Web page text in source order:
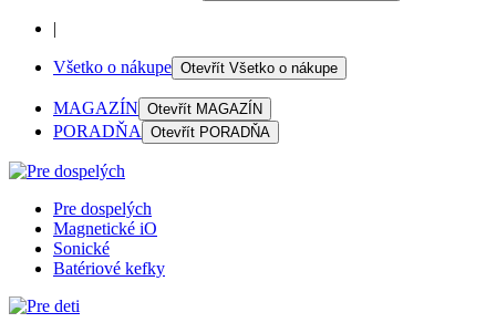
|
Všetko o nákupe Otevřít Všetko o nákupe
MAGAZÍN Otevřít MAGAZÍN
PORADŇA Otevřít PORADŇA
Pre dospelých
Magnetické iO
Sonické
Batériové kefky